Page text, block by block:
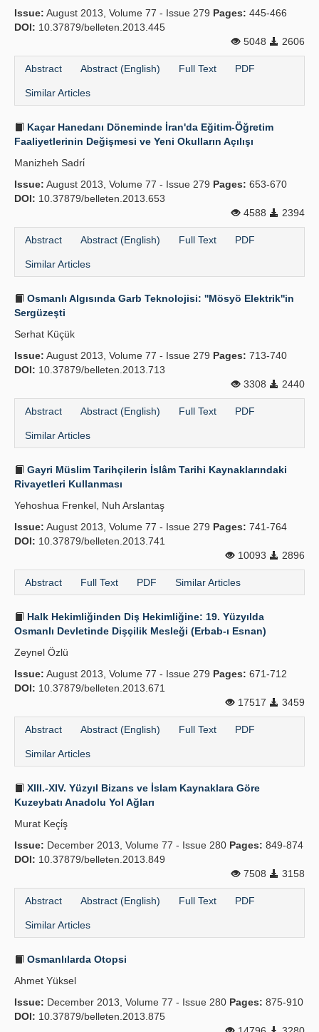
Issue: August 2013, Volume 77 - Issue 279 Pages: 445-466
DOI: 10.37879/belleten.2013.445
5048
2606
Abstract Abstract (English) Full Text PDF
Similar Articles
Kaçar Hanedanı Döneminde İran'da Eğitim-Öğretim
Faaliyetlerinin Değişmesi ve Yeni Okulların Açılışı
Manizheh Sadri̇
Issue: August 2013, Volume 77 - Issue 279 Pages: 653-670
DOI: 10.37879/belleten.2013.653
4588
2394
Abstract Abstract (English) Full Text PDF
Similar Articles
Osmanlı Algısında Garb Teknolojisi: ''Mösyö Elektrik''in
Sergüzeşti
Serhat Küçük
Issue: August 2013, Volume 77 - Issue 279 Pages: 713-740
DOI: 10.37879/belleten.2013.713
3308
2440
Abstract Abstract (English) Full Text PDF
Similar Articles
Gayri Müslim Tarihçilerin İslâm Tarihi Kaynaklarındaki
Rivayetleri Kullanması
Yehoshua Frenkel, Nuh Arslantaş
Issue: August 2013, Volume 77 - Issue 279 Pages: 741-764
DOI: 10.37879/belleten.2013.741
10093
2896
Abstract Full Text PDF Similar Articles
Halk Hekimliğinden Diş Hekimliğine: 19. Yüzyılda
Osmanlı Devletinde Dişçilik Mesleği (Erbab-ı Esnan)
Zeynel Özlü
Issue: August 2013, Volume 77 - Issue 279 Pages: 671-712
DOI: 10.37879/belleten.2013.671
17517
3459
Abstract Abstract (English) Full Text PDF
Similar Articles
XIII.-XIV. Yüzyıl Bizans ve İslam Kaynaklara Göre
Kuzeybatı Anadolu Yol Ağları
Murat Keçi̇ş
Issue: December 2013, Volume 77 - Issue 280 Pages: 849-874
DOI: 10.37879/belleten.2013.849
7508
3158
Abstract Abstract (English) Full Text PDF
Similar Articles
Osmanlılarda Otopsi
Ahmet Yüksel
Issue: December 2013, Volume 77 - Issue 280 Pages: 875-910
DOI: 10.37879/belleten.2013.875